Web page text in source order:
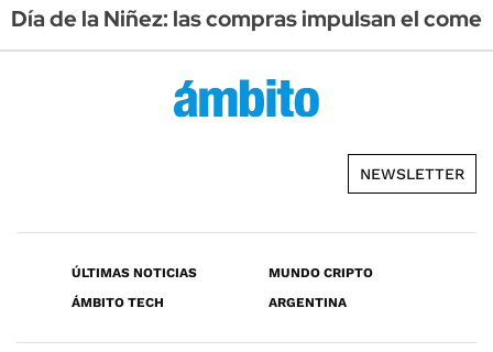
Día de la Niñez: las compras impulsan el
NEWSLETTER
ÚLTIMAS NOTICIAS
MUNDO CRIPTO
ÁMBITO TECH
ARGENTINA